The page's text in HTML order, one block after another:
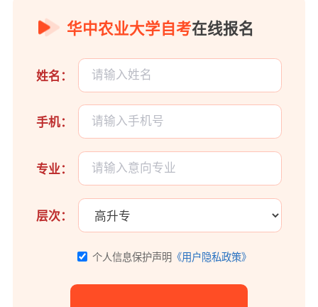
华中农业大学自考在线报名
姓名：
手机：
专业：
层次：
个人信息保护声明 《用户隐私政策》